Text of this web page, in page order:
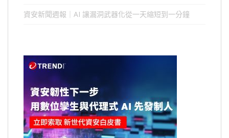
資安新聞週報｜AI 讓漏洞武器化從一天縮短到一分鐘